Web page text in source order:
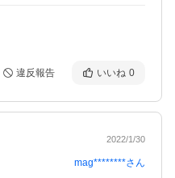
違反報告 いいね 0
2022/1/30
mag********さん